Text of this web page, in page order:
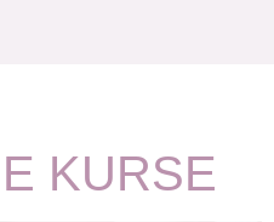
KURSE